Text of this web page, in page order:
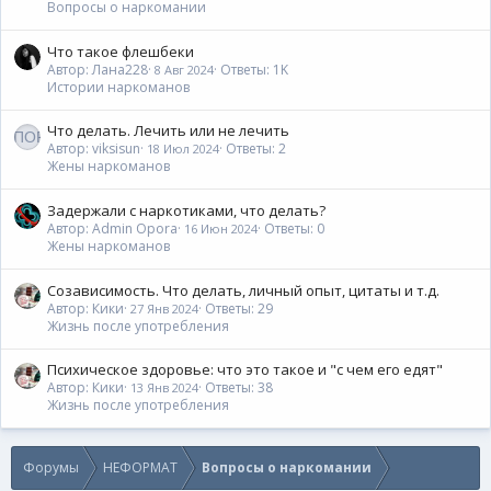
Вопросы о наркомании
Что такое флешбеки
Автор: Лана228 8 Авг 2024 Ответы: 1K
Истории наркоманов
Что делать. Лечить или не лечить
Автор: viksisun 18 Июл 2024 Ответы: 2
Жены наркоманов
Задержали с наркотиками, что делать?
Автор: Admin Opora 16 Июн 2024 Ответы: 0
Жены наркоманов
Созависимость. Что делать, личный опыт, цитаты и т.д.
Автор: Кики 27 Янв 2024 Ответы: 29
Жизнь после употребления
Психическое здоровье: что это такое и "с чем его едят"
Автор: Кики 13 Янв 2024 Ответы: 38
Жизнь после употребления
Форумы НЕФОРМАТ Вопросы о наркомании